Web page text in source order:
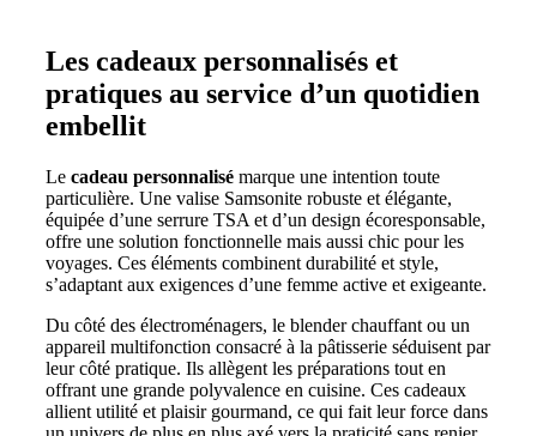
Les cadeaux personnalisés et
pratiques au service d’un quotidien
embellit
Le cadeau personnalisé marque une intention toute
particulière. Une valise Samsonite robuste et élégante,
équipée d’une serrure TSA et d’un design écoresponsable,
offre une solution fonctionnelle mais aussi chic pour les
voyages. Ces éléments combinent durabilité et style,
s’adaptant aux exigences d’une femme active et exigeante.
Du côté des électroménagers, le blender chauffant ou un
appareil multifonction consacré à la pâtisserie séduisent par
leur côté pratique. Ils allègent les préparations tout en
offrant une grande polyvalence en cuisine. Ces cadeaux
allient utilité et plaisir gourmand, ce qui fait leur force dans